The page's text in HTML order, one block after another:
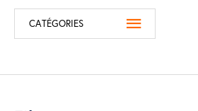
CATÉGORIES